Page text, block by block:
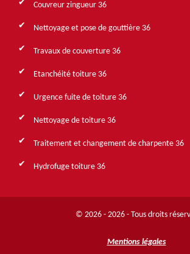
Couvreur zingueur 36
Nettoyage et pose de gouttière 36
Travaux de couverture 36
Etanchéité toiture 36
Urgence fuite de toiture 36
Nettoyage de toiture 36
Traitement et changement de charpente 36
Hydrofuge toiture 36
© 2026 - 2026 - Tous droits
Mentions légales